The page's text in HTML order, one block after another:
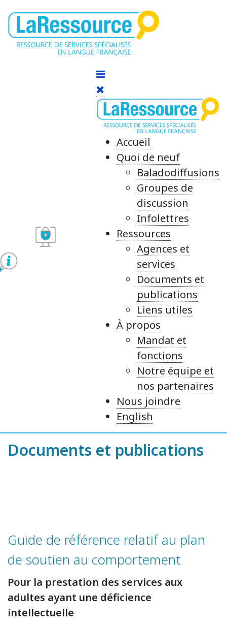
Accueil
Quoi de neuf
Baladodiffusions
Groupes de
discussion
Infolettres
Ressources
Agences et
services
Documents et
publications
Liens utiles
À propos
Mandat et
fonctions
Notre équipe et
nos partenaires
Nous joindre
English
Documents et publications
Guide de référence relatif au plan
de soutien au comportement
Pour la prestation des services aux
adultes ayant une déficience
intellectuelle